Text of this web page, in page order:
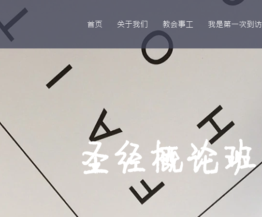
首页 关于我们 教会事工 我是第一次到访
圣经概论班